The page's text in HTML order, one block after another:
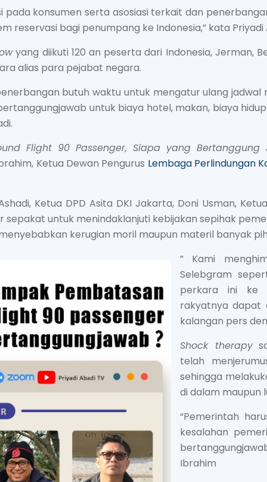
pada konsumen serta asosiasi terkait dan
reservasi bagi penumpang ke Indonesia,” kata Priyadi
yang diikuti 120 an peserta dari Indonesia, Jerman,
alias para pejabat negara.
butuh waktu untuk mengatur ulang
untuk biaya hotel, makan, biaya
Flight 90 Passenger, Siapa yang Bertanggung
Ketua Dewan Pengurus Lembaga Perlindungan
Ketua DPD Asita DKI Jakarta, Doni Usman,
untuk menindaklanjuti kebijakan sepihak
kerugian moril maupun materil banyak
” Kami
Selebgram
perkara ini ke
rakyatnya dapat
kalangan pers
Shock therapy
telah
sehingga
di dalam maupun
“Pemerintah
kesalahan
Ibrahim